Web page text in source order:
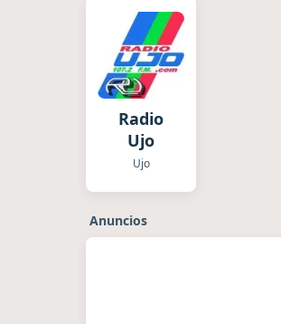
Radio
Ujo
Ujo
Anuncios